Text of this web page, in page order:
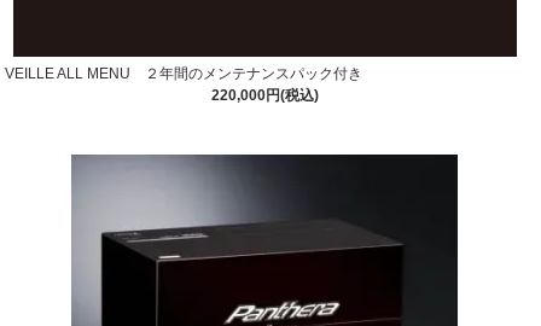
VEILLE ALL MENU ２年間のメンテナンスパック付き
220,000円(税込)